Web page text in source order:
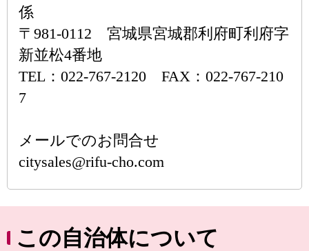
係
〒981-0112 宮城県宮城郡利府町利府字
新並松4番地
TEL：022-767-2120 FAX：022-767-210
7
メールでのお問合せ
citysales@rifu-cho.com
この自治体について